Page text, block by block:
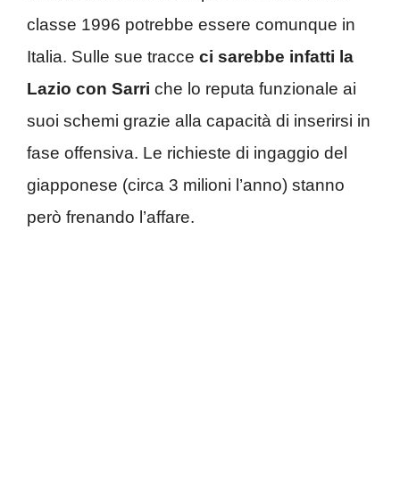
classe 1996 potrebbe essere comunque in
Italia. Sulle sue tracce ci sarebbe infatti la
Lazio con Sarri che lo reputa funzionale ai
suoi schemi grazie alla capacità di inserirsi in
fase offensiva. Le richieste di ingaggio del
giapponese (circa 3 milioni l’anno) stanno
però frenando l’affare.